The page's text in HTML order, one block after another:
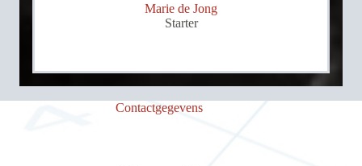
Marie de Jong
Starter
Contactgegevens